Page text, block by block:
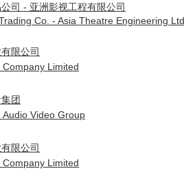
司 - 亚洲影视工程有限公司
Co. - Asia Theatre Engineering Ltd.
限公司
Company Limited
团
Audio Video Group
限公司
Company Limited